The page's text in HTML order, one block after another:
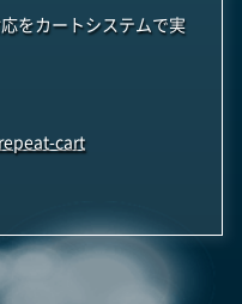
をカートシステムで実
cart